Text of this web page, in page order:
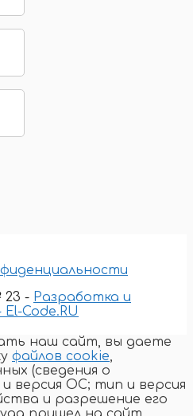
- Разработка и
Code.RU
наш сайт, вы даете
файлов cookie,
(сведения о
версия ОС; тип и версия
и разрешение его